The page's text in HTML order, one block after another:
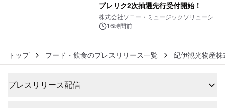
プレリク2次抽選先行受付開始！
株式会社ソニー・ミュージックソリューショ
ンズ16時間前
トップ フード・飲食のプレスリリース一覧 紀伊観光物産株
プレスリリース配信